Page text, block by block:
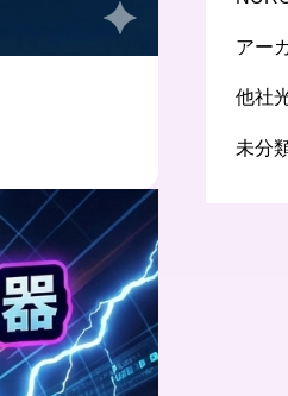
アー
他社
未分